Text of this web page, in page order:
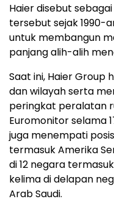
Haier disebut
tersebut sejak 1990-
untuk membangun
panjang alih-alih
Saat ini, Haier Group
dan wilayah serta
peringkat peralatan
Euromonitor selama
juga menempati
termasuk Amerika
di 12 negara
kelima di delapan
Arab Saudi.